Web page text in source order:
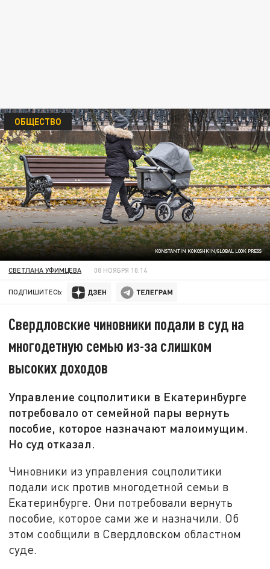
KONSTANTIN KOKOSHKIN/GLOBAL LOOK PRESS
ОБЩЕСТВО
СВЕТЛАНА УФИМЦЕВА 08 НОЯБРЯ 10:14
ПОДПИШИТЕСЬ:
Свердловские чиновники подали в суд на
многодетную семью из-за слишком
высоких доходов
Управление соцполитики в Екатеринбурге
потребовало от семейной пары вернуть
пособие, которое назначают малоимущим.
Но суд отказал.
Чиновники из управления соцполитики
подали иск против многодетной семьи в
Екатеринбурге. Они потребовали вернуть
пособие, которое сами же и назначили. Об
этом сообщили в Свердловском областном
суде.